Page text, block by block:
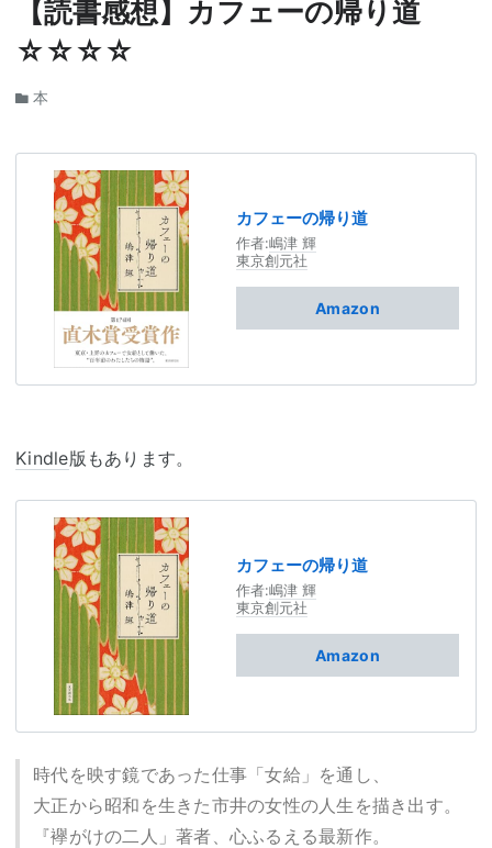
【読書感想】カフェーの帰り道
☆☆☆☆
本
カフェーの帰り道
作者:嶋津 輝
東京創元社
Amazon
Kindle版もあります。
カフェーの帰り道
作者:嶋津 輝
東京創元社
Amazon
時代を映す鏡であった仕事「女給」を通し、
大正から昭和を生きた市井の女性の人生を描き出す。
『襷がけの二人」著者、心ふるえる最新作。